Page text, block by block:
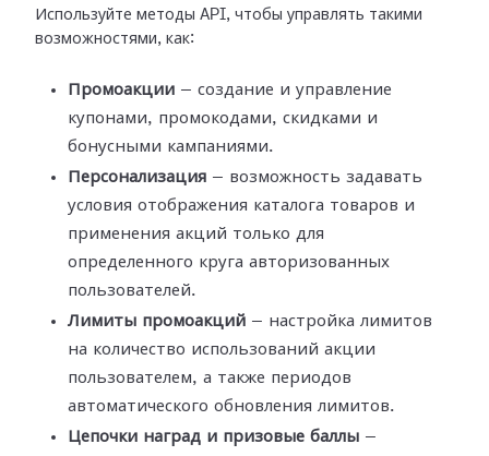
Используйте методы API, чтобы управлять такими
возможностями, как:
Промоакции — создание и управление
купонами, промокодами, скидками и
бонусными кампаниями.
Персонализация — возможность задавать
условия отображения каталога товаров и
применения акций только для
определенного круга авторизованных
пользователей.
Лимиты промоакций — настройка лимитов
на количество использований акции
пользователем, а также периодов
автоматического обновления лимитов.
Цепочки наград и призовые баллы —